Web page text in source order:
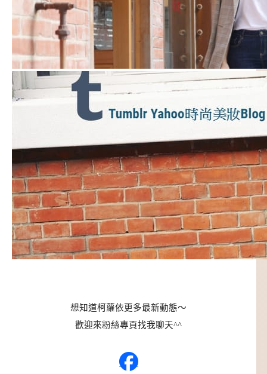
想知道柯蘿依更多最新動態～
歡迎來粉絲專頁找我聊天^^